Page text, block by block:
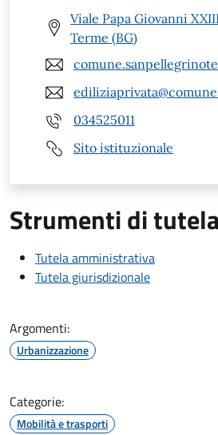
Viale Papa Giovanni
Terme (BG)
034525011
Sito istituzionale
Strumenti di
Tutela amministrativa
Tutela giurisdizionale
Argomenti:
Urbanizzazione
Categorie:
Mobilità e trasporti